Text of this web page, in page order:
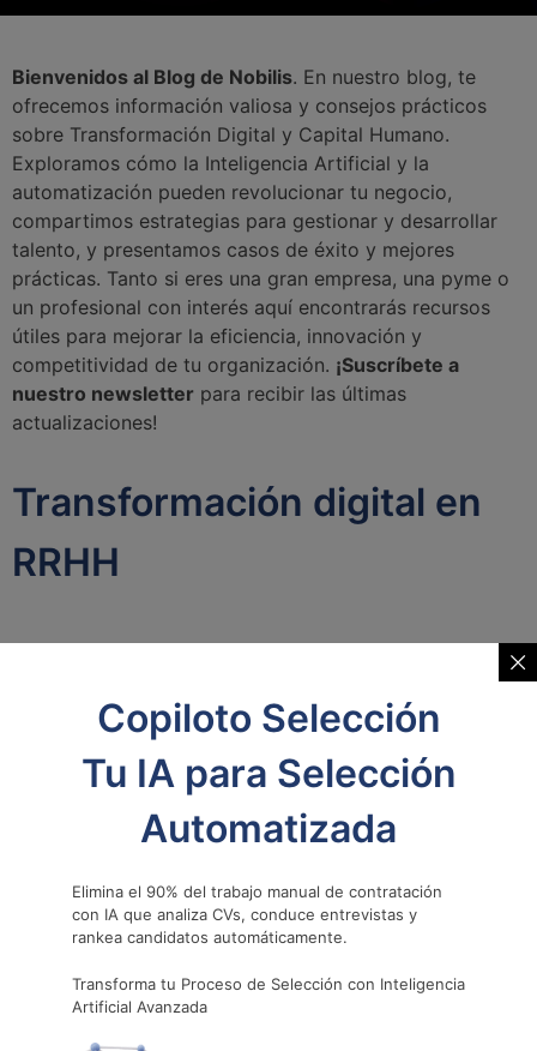
Bienvenidos al Blog de Nobilis. En nuestro blog, te
ofrecemos información valiosa y consejos prácticos
sobre Transformación Digital y Capital Humano.
Exploramos cómo la Inteligencia Artificial y la
automatización pueden revolucionar tu negocio,
compartimos estrategias para gestionar y desarrollar
talento, y presentamos casos de éxito y mejores
prácticas. Tanto si eres una gran empresa, una pyme o
un profesional con interés aquí encontrarás recursos
útiles para mejorar la eficiencia, innovación y
competitividad de tu organización. ¡Suscríbete a
nuestro newsletter para recibir las últimas
actualizaciones!
Transformación digital en
RRHH
Onboarding Digital: Adaptando la
Integración a la Era Tecnológica
Copiloto Selección
Tu IA para Selección
Automatizada
Elimina el 90% del trabajo manual de contratación
con IA que analiza CVs, conduce entrevistas y
rankea candidatos automáticamente.
Transforma tu Proceso de Selección con Inteligencia
Artificial Avanzada